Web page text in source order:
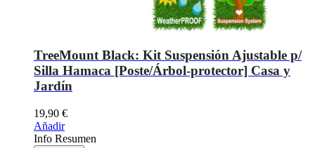
TreeMount Black: Kit Suspensión Ajustable p/
Silla Hamaca [Poste/Árbol-protector] Casa y
Jardín
19,90 €
Añadir
Info Resumen